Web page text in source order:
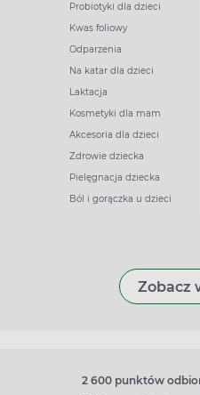
Probiotyki dla dzieci
Kwas foliowy
Odparzenia
Na katar dla dzieci
Laktacja
Kosmetyki dla mam
Akcesoria dla dzieci
Zdrowie dziecka
Pielęgnacja dziecka
Ból i gorączka u dzieci
Zobacz
2 600 punktów